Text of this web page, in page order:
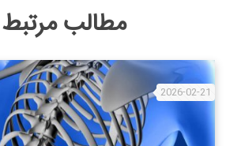
مطالب مرتبط
2026-02-21